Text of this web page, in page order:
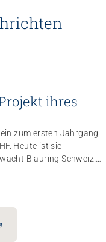
ihres
zum ersten Jahrgang
Heute ist sie
Blauring Schweiz.